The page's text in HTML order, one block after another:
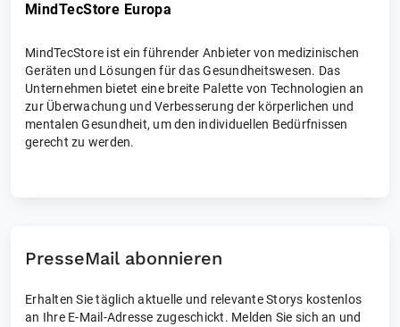
MindTecStore Europa
MindTecStore ist ein führender Anbieter von medizinischen
Geräten und Lösungen für das Gesundheitswesen. Das
Unternehmen bietet eine breite Palette von Technologien an
zur Überwachung und Verbesserung der körperlichen und
mentalen Gesundheit, um den individuellen Bedürfnissen
gerecht zu werden.
PresseMail abonnieren
Erhalten Sie täglich aktuelle und relevante Storys kostenlos
an Ihre E-Mail-Adresse zugeschickt. Melden Sie sich an und